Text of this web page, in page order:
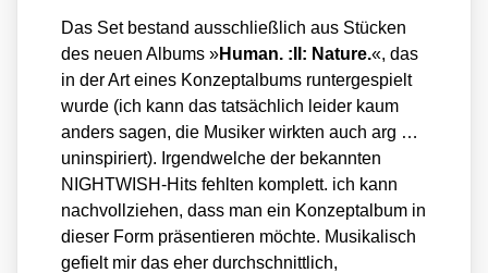
Das Set bestand aus­schließ­lich aus Stü­cken
des neu­en Albums »Human. :II: Natu­re.«, das
in der Art eines Kon­zept­al­bums run­ter­ge­spielt
wur­de (ich kann das tat­säch­lich lei­der kaum
anders sagen, die Musi­ker wirk­ten auch arg …
unin­spi­riert). Irgend­wel­che der bekann­ten
NIGHT­WISH-Hits fehl­ten kom­plett. ich kann
nach­voll­zie­hen, dass man ein Kon­zept­al­bum in
die­ser Form prä­sen­tie­ren möch­te. Musi­ka­lisch
gefielt mir das eher durch­schnitt­lich,